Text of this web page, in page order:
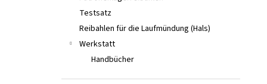
Testsatz
Reibahlen für die Laufmündung (Hals)
Werkstatt
Handbücher